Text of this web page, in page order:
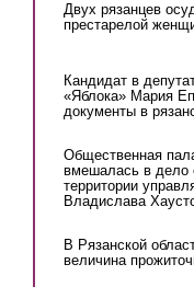
Двух рязанцев
престарелой
Кандидат в
«Яблока» Мария
документы в
Общественная
вмешалась в дело
территории
Владислава
В Рязанской
величина